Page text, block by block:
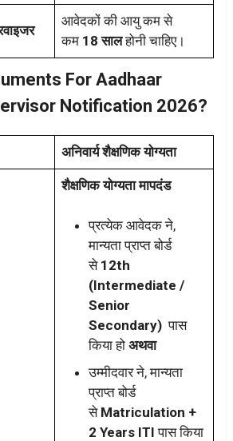
आवेदकों की आयु कम से
कम 18 सालहोनी चाहिए।
For Aadhaar
Notification 2026?
अनिवार्य शैक्षणिक योग्यता
शैक्षणिक योग्यता मापदंड
प्रत्येक आवेदक ने,
मान्यता प्राप्त बोर्ड
से 12th
(Intermediate /
Senior
Secondary)पास
किया हो अथवा
उम्मीदवार ने, मान्यता
प्राप्त बोर्ड
से Matriculation +
2 Years ITI पास किया